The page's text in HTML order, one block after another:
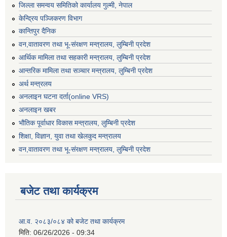
जिल्ला समन्वय समितिको कार्यालय गुल्मी, नेपाल
केन्द्रिय पञ्जिकरण विभाग
कान्तिपुर दैनिक
वन,वातावरण तथा भू-संरक्षण मन्त्रालय, लुम्बिनी प्रदेश
आर्थिक मामिला तथा सहकारी मन्त्रालय, लुम्बिनी प्रदेश
आन्तरिक मामिला तथा सञ्चार मन्त्रालय, लुम्बिनी प्रदेश
अर्थ मन्त्रलय
अनलाइन घटना दर्ता(online VRS)
अनलाइन खबर
भौतिक पूर्वाधार विकास मन्त्रालय, लुम्बिनी प्रदेश
शिक्षा, विज्ञान, युवा तथा खेलकुद मन्‍‍त्रालय
वन,वातावरण तथा भू-संरक्षण मन्त्रालय, लुम्बिनी प्रदेश
बजेट तथा कार्यक्रम
आ.व. २०८३/०८४ को बजेट तथा कार्यक्रम
मिति: 06/26/2026 - 09:34